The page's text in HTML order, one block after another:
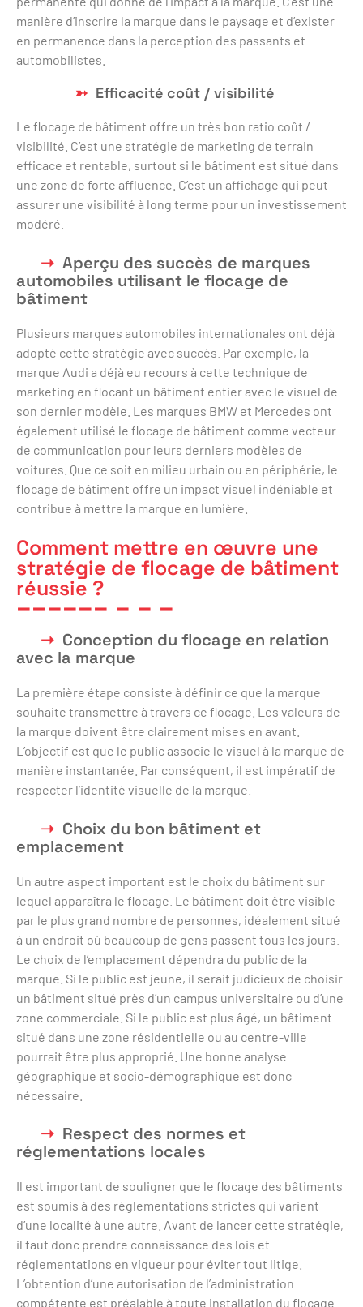
manière d’inscrire la marque dans le paysage et d’exister
en permanence dans la perception des passants et
automobilistes.
Efficacité coût / visibilité
Le flocage de bâtiment offre un très bon ratio coût /
visibilité. C’est une stratégie de marketing de terrain
efficace et rentable, surtout si le bâtiment est situé dans
une zone de forte affluence. C’est un affichage qui peut
assurer une visibilité à long terme pour un investissement
modéré.
Aperçu des succès de marques
automobiles utilisant le flocage de
bâtiment
Plusieurs marques automobiles internationales ont déjà
adopté cette stratégie avec succès. Par exemple, la
marque Audi a déjà eu recours à cette technique de
marketing en flocant un bâtiment entier avec le visuel de
son dernier modèle. Les marques BMW et Mercedes ont
également utilisé le flocage de bâtiment comme vecteur
de communication pour leurs derniers modèles de
voitures. Que ce soit en milieu urbain ou en périphérie, le
flocage de bâtiment offre un impact visuel indéniable et
contribue à mettre la marque en lumière.
Comment mettre en œuvre une
stratégie de flocage de bâtiment
réussie ?
Conception du flocage en relation
avec la marque
La première étape consiste à définir ce que la marque
souhaite transmettre à travers ce flocage. Les valeurs de
la marque doivent être clairement mises en avant.
L’objectif est que le public associe le visuel à la marque de
manière instantanée. Par conséquent, il est impératif de
respecter l’identité visuelle de la marque.
Choix du bon bâtiment et
emplacement
Un autre aspect important est le choix du bâtiment sur
lequel apparaîtra le flocage. Le bâtiment doit être visible
par le plus grand nombre de personnes, idéalement situé
à un endroit où beaucoup de gens passent tous les jours.
Le choix de l’emplacement dépendra du public de la
marque. Si le public est jeune, il serait judicieux de choisir
un bâtiment situé près d’un campus universitaire ou d’une
zone commerciale. Si le public est plus âgé, un bâtiment
situé dans une zone résidentielle ou au centre-ville
pourrait être plus approprié. Une bonne analyse
géographique et socio-démographique est donc
nécessaire.
Respect des normes et
réglementations locales
Il est important de souligner que le flocage des bâtiments
est soumis à des réglementations strictes qui varient
d’une localité à une autre. Avant de lancer cette stratégie,
il faut donc prendre connaissance des lois et
réglementations en vigueur pour éviter tout litige.
L’obtention d’une autorisation de l’administration
compétente est préalable à toute installation du flocage.